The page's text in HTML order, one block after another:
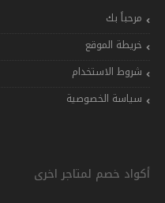
مرحباً بك
خريطة الموقع
شروط الاستخدام
سياسة الخصوصية
أكواد خصم لمتاجر اخرى